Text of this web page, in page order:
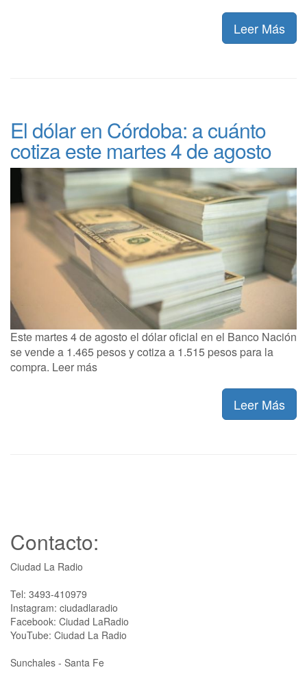
Leer Más
El dólar en Córdoba: a cuánto
cotiza este martes 4 de agosto
Este martes 4 de agosto el dólar oficial en el Banco Nación
se vende a 1.465 pesos y cotiza a 1.515 pesos para la
compra. Leer más
Leer Más
Contacto:
Ciudad La Radio
Tel: 3493-410979
Instagram: ciudadlaradio
Facebook: Ciudad LaRadio
YouTube: Ciudad La Radio
Sunchales - Santa Fe